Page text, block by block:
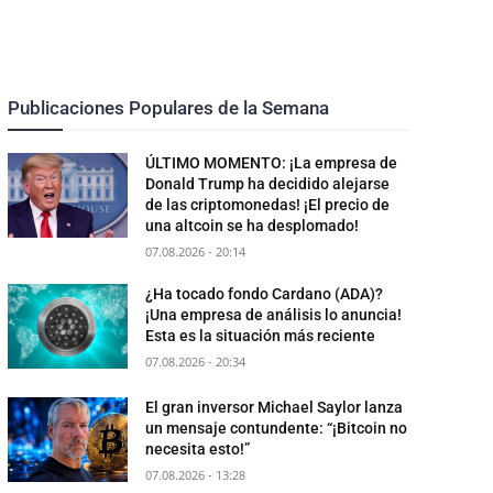
Publicaciones Populares de la Semana
ÚLTIMO MOMENTO: ¡La empresa de
Donald Trump ha decidido alejarse
de las criptomonedas! ¡El precio de
una altcoin se ha desplomado!
07.08.2026 - 20:14
¿Ha tocado fondo Cardano (ADA)?
¡Una empresa de análisis lo anuncia!
Esta es la situación más reciente
07.08.2026 - 20:34
El gran inversor Michael Saylor lanza
un mensaje contundente: “¡Bitcoin no
necesita esto!”
07.08.2026 - 13:28